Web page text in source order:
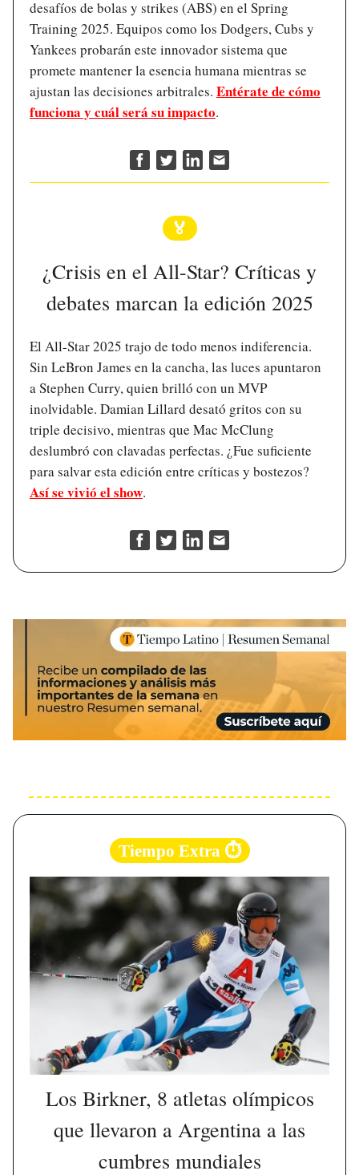
desafíos de bolas y strikes (ABS) en el Spring
Training 2025. Equipos como los Dodgers, Cubs y
Yankees probarán este innovador sistema que
promete mantener la esencia humana mientras se
ajustan las decisiones arbitrales. Entérate de cómo
funciona y cuál será su impacto.
🏅
¿Crisis en el All-Star? Críticas y
debates marcan la edición 2025
El All-Star 2025 trajo de todo menos indiferencia.
Sin LeBron James en la cancha, las luces apuntaron
a Stephen Curry, quien brilló con un MVP
inolvidable. Damian Lillard desató gritos con su
triple decisivo, mientras que Mac McClung
deslumbró con clavadas perfectas. ¿Fue suficiente
para salvar esta edición entre críticas y bostezos?
Así se vivió el show.
Tiempo Extra ⏱️
Los Birkner, 8 atletas olímpicos
que llevaron a Argentina a las
cumbres mundiales